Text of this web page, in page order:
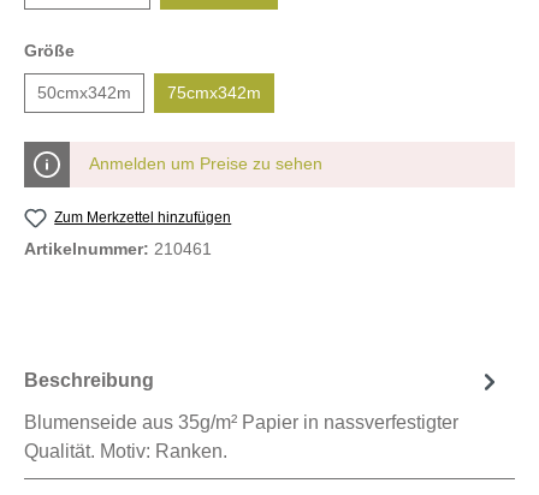
Größe
50cmx342m 75cmx342m
Anmelden um Preise zu sehen
Zum Merkzettel hinzufügen
Artikelnummer: 210461
Beschreibung
Blumenseide aus 35g/m² Papier in nassverfestigter
Qualität. Motiv: Ranken.